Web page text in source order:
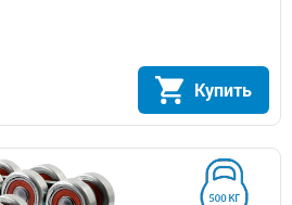
Купить